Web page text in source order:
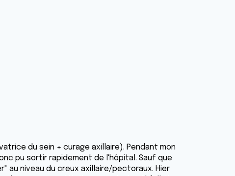
du sein + curage axillaire). Pendant mon
pu sortir rapidement de l'hôpital. Sauf que
au niveau du creux axillaire/pectoraux. Hier